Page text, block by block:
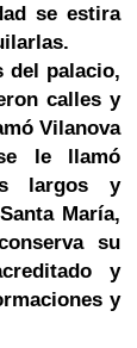
se estira
del palacio,
calles y
Vilanova
le llamó
largos y
María,
su
y
y